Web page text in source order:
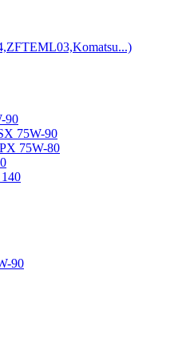
75W-90
75W-80
90